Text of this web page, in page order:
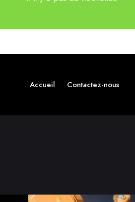
Accueil Contactez-nous